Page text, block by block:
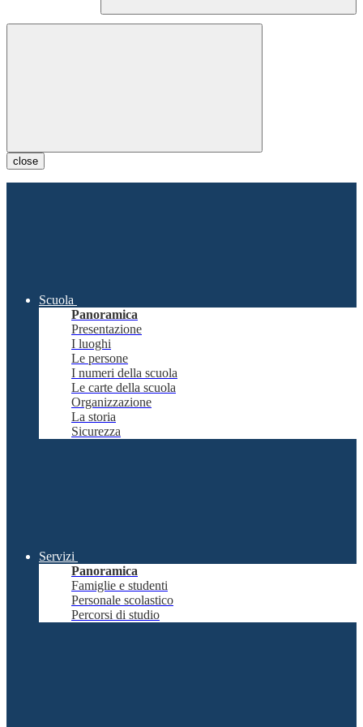
close
Scuola
Panoramica
Presentazione
I luoghi
Le persone
I numeri della scuola
Le carte della scuola
Organizzazione
La storia
Sicurezza
Servizi
Panoramica
Famiglie e studenti
Personale scolastico
Percorsi di studio